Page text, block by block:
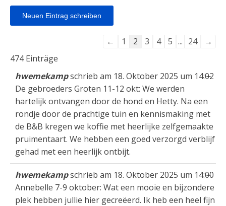
Navigation
← 1 2 3 4 5 ... 24
→
474 Einträge
hwemekampschrieb am 18. Oktober 2025 um 14:02
De gebroeders Groten 11-12 okt: We werden
hartelijk ontvangen door de hond en Hetty. Na een
rondje door de prachtige tuin en kennismaking met
de B&B kregen we koffie met heerlijke zelfgemaakte
pruimentaart. We hebben een goed verzorgd verblijf
gehad met een heerlijk ontbijt.
...
hwemekampschrieb am 18. Oktober 2025 um 14:00
Annebelle 7-9 oktober: Wat een mooie en bijzondere
plek hebben jullie hier gecreëerd. Ik heb een heel fijn
...